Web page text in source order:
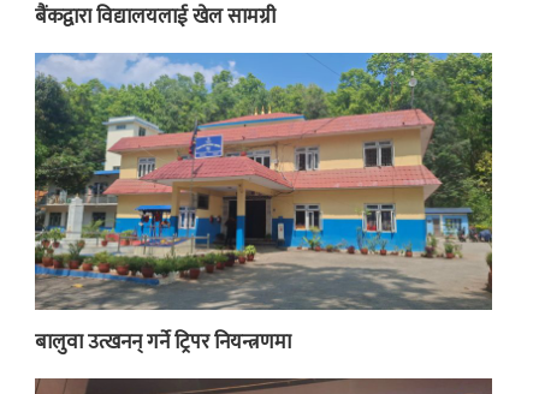
बैंकद्वारा विद्यालयलाई खेल सामग्री
बालुवा उत्खनन् गर्ने ट्रिपर नियन्त्रणमा